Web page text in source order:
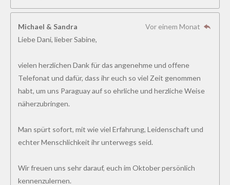
Michael & Sandra
Vor einem Monat
Liebe Dani, lieber Sabine,
vielen herzlichen Dank für das angenehme und offene
Telefonat und dafür, dass ihr euch so viel Zeit genommen
habt, um uns Paraguay auf so ehrliche und herzliche Weise
näherzubringen.
Man spürt sofort, mit wie viel Erfahrung, Leidenschaft und
echter Menschlichkeit ihr unterwegs seid.
Wir freuen uns sehr darauf, euch im Oktober persönlich
kennenzulernen.